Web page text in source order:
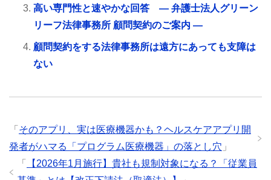
高い専門性と速やかな回答 ― 弁護士法人グリーン
リーフ法律事務所 顧問契約のご案内 ―
顧問契約をする法律事務所は遠方にあっても支障は
ない
「 そのアプリ、実は医療機器かも？ヘルスケアアプリ開
発者がハマる「プログラム医療機器」の落とし穴 」
「
【2026年1月施行】貴社も規制対象になる？「従業員